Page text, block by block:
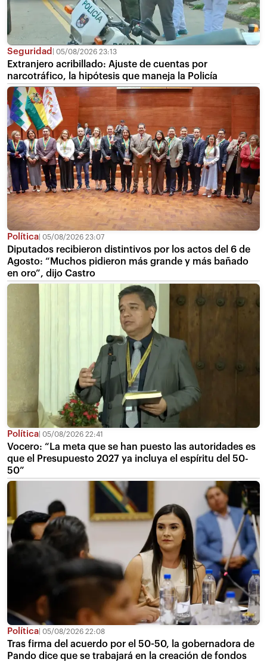
Seguridad 05/08/2026 23:13
Extranjero acribillado: Ajuste de cuentas por
narcotráfico, la hipótesis que maneja la Policía
Política 05/08/2026 23:07
Diputados recibieron distintivos por los actos del 6 de
Agosto: “Muchos pidieron más grande y más bañado
en oro”, dijo Castro
Política 05/08/2026 22:41
Vocero: “La meta que se han puesto las autoridades es
que el Presupuesto 2027 ya incluya el espíritu del 50-
50”
Política 05/08/2026 22:08
Tras firma del acuerdo por el 50-50, la gobernadora de
Pando dice que se trabajará en la creación de fondos